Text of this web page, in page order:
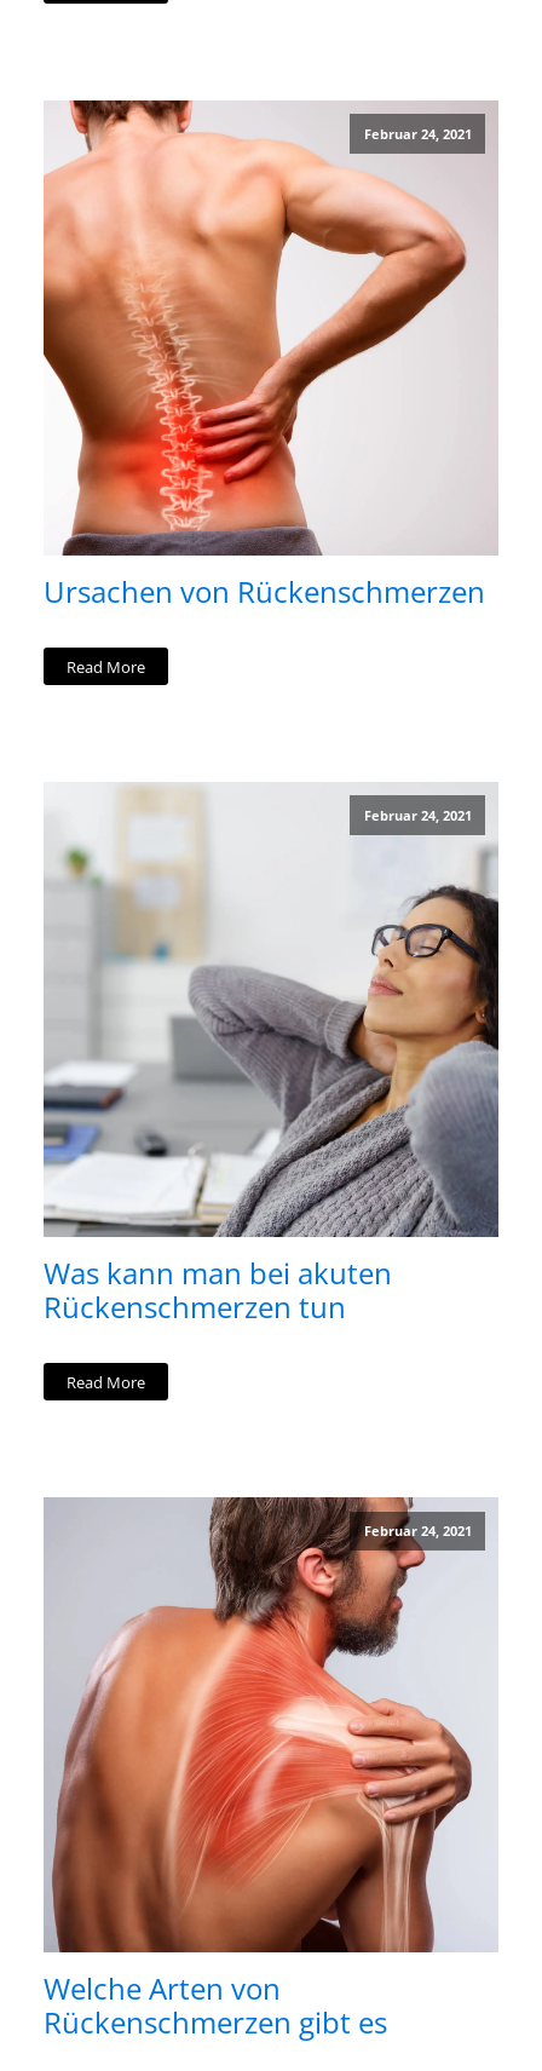
Februar 24, 2021
Ursachen von Rückenschmerzen
Read More
Februar 24, 2021
Was kann man bei akuten
Rückenschmerzen tun
Read More
Februar 24, 2021
Welche Arten von
Rückenschmerzen gibt es